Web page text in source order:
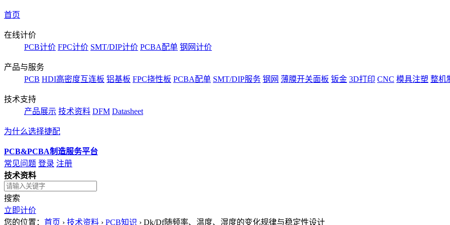
首页
在线计价
PCB计价 FPC计价 SMT/DIP计价 PCBA配单 钢网计价
产品与服务
PCB HDI高密度互连板 铝基板 FPC挠性板 PCBA配单 SMT/DIP服务 钢网 薄膜开关面板 钣金 3D打印 CNC 模具注塑 整机
技术支持
产品展示 技术资料 DFM Datasheet
为什么选择捷配
PCB&PCBA制造服务平台
常见问题 登录 注册
技术资料
搜索
立即计价
您的位置： 首页 › 技术资料 › PCB知识 › Dk/Df随频率、温度、湿度的变化规律与稳定性设计